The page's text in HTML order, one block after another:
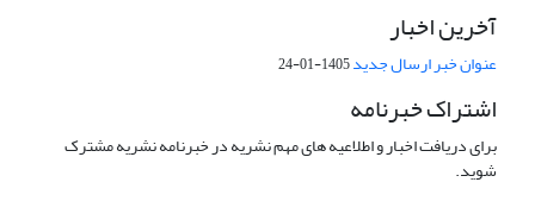
آخرین اخبار
عنوان خبر ارسال جدید1405-01-24
اشتراک خبرنامه
برای دریافت اخبار و اطلاعیه های مهم نشریه در خبرنامه نشریه مشترک
شوید.